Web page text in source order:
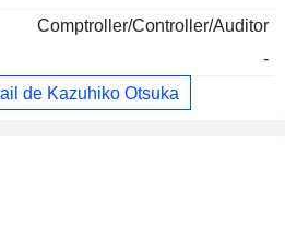
Comptroller/Controller/Auditor
-
de Kazuhiko Otsuka